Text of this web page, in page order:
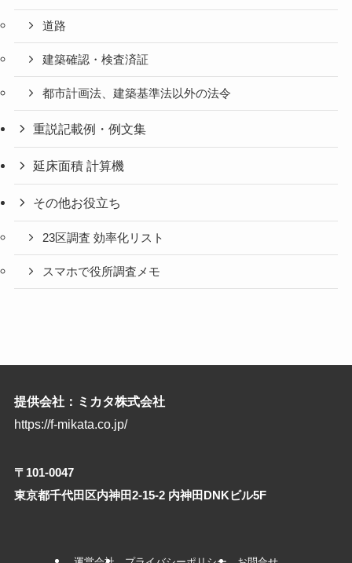
道路
建築確認・検査済証
都市計画法、建築基準法以外の法令
重説記載例・例文集
延床面積 計算機
その他お役立ち
23区調査 効率化リスト
スマホで役所調査メモ
提供会社：ミカタ株式会社
https://f-mikata.co.jp/
〒101-0047
東京都千代田区内神田2-15-2 内神田DNKビル5F